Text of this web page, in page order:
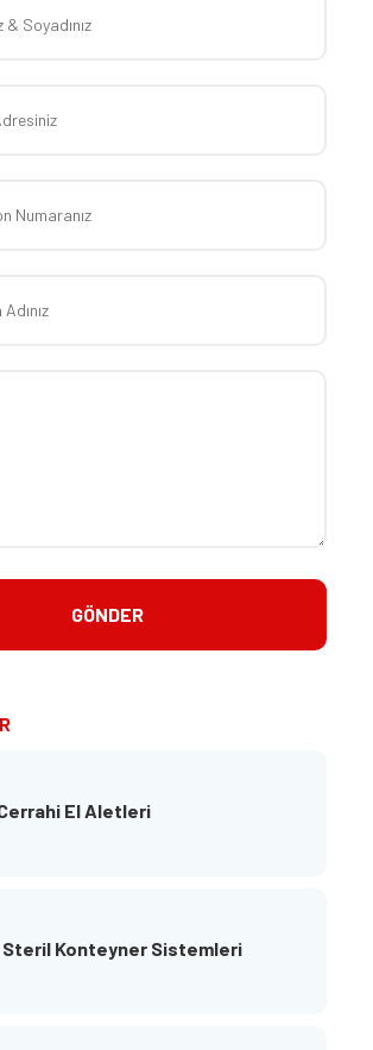
El Aletleri
Steril Konteyner Sistemleri